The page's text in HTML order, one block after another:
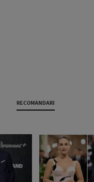
RECOMANDARI